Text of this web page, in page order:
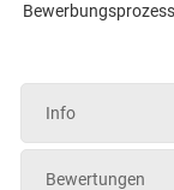
Info
Bewertungen